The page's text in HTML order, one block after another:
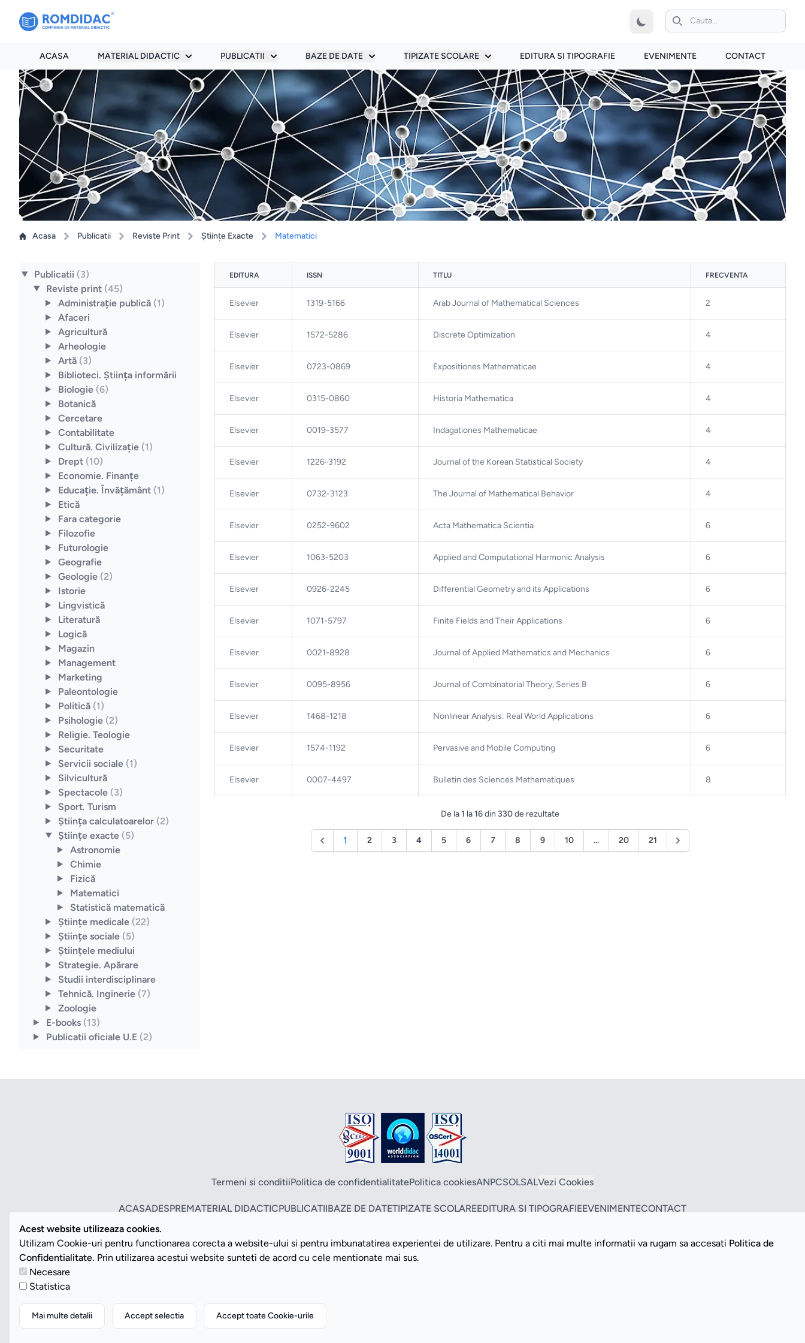
iconita de cautare
ACASA MATERIAL DIDACTIC PUBLICATII BAZE DE DATE TIPIZATE SCOLARE EDITURA SI TIPOGRAFIE EVENIMENTE CONTACT
Acasa Publicatii Reviste Print Ştiinţe Exacte Matematici
Publicatii (3)
Reviste print (45)
Administraţie publică (1)
Afaceri
Agricultură
Arheologie
Artă (3)
Biblioteci. Ştiinţa informării
Biologie (6)
Botanică
Cercetare
Contabilitate
Cultură. Civilizaţie (1)
Drept (10)
Economie. Finanţe
Educaţie. Învăţământ (1)
Etică
Fara categorie
Filozofie
Futurologie
Geografie
Geologie (2)
Istorie
Lingvistică
Literatură
Logică
Magazin
Management
Marketing
Paleontologie
Politică (1)
Psihologie (2)
Religie. Teologie
Securitate
Servicii sociale (1)
Silvicultură
Spectacole (3)
Sport. Turism
Ştiinţa calculatoarelor (2)
Ştiinţe exacte (5)
Astronomie
Chimie
Fizică
Matematici
Statistică matematică
Ştiinţe medicale (22)
Ştiinţe sociale (5)
Ştiinţele mediului
Strategie. Apărare
Studii interdisciplinare
Tehnică. Inginerie (7)
Zoologie
E-books (13)
Publicatii oficiale U.E (2)
EDITURA ISSN TITLU FRECVENTA
Elsevier 1319-5166 Arab Journal of Mathematical Sciences 2
Elsevier 1572-5286 Discrete Optimization 4
Elsevier 0723-0869 Expositiones Mathematicae 4
Elsevier 0315-0860 Historia Mathematica 4
Elsevier 0019-3577 Indagationes Mathematicae 4
Elsevier 1226-3192 Journal of the Korean Statistical Society 4
Elsevier 0732-3123 The Journal of Mathematical Behavior 4
Elsevier 0252-9602 Acta Mathematica Scientia 6
Elsevier 1063-5203 Applied and Computational Harmonic Analysis 6
Elsevier 0926-2245 Differential Geometry and its Applications 6
Elsevier 1071-5797 Finite Fields and Their Applications 6
Elsevier 0021-8928 Journal of Applied Mathematics and Mechanics 6
Elsevier 0095-8956 Journal of Combinatorial Theory, Series B 6
Elsevier 1468-1218 Nonlinear Analysis: Real World Applications 6
Elsevier 1574-1192 Pervasive and Mobile Computing 6
Elsevier 0007-4497 Bulletin des Sciences Mathematiques 8
De la1 la16din 330de rezultate
1 2 3 4 5 6 7 8 9 10 ... 20 21
Termeni si conditiiPolitica de confidentialitatePolitica cookiesANPCSOLSAL Vezi Cookies
ACASADESPREMATERIAL DIDACTICPUBLICATIIBAZE DE DATETIPIZATE SCOLAREEDITURA SI TIPOGRAFIEEVENIMENTECONTACT
Copyright ©2026 Romdidac SA. Toate drepturile rezervate
Acest website utilizeaza cookies.
Utilizam Cookie-uri pentru functionarea corecta a website-ului si pentru imbunatatirea experientei de utilizare. Pentru a citi mai multe informatii va rugam sa accesati Politica de
Confidentialitate. Prin utilizarea acestui website sunteti de acord cu cele mentionate mai sus.
Necesare
Statistica
Mai multe detalii Accept selectia Accept toate Cookie-urile